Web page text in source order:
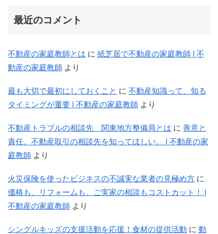
最近のコメント
不動産の家庭教師とは に 紙芝居で不動産の家庭教師 | 不
動産の家庭教師 より
最も大切で最初にしておくこと に 不動産知識って、知る
タイミングが重要 | 不動産の家庭教師 より
不動産トラブルの相談先 関東地方整備局とは に 善意と
責任。不動産取引の相談先を知ってほしい。 | 不動産の家
庭教師 より
火災保険を使ったビジネスの不誠実な業者の見極め方 に
価格も、リフォームも、ご実家の相談もコストカット！ |
不動産の家庭教師 より
シングルキッズの支援活動を応援！食材の提供活動 に 動